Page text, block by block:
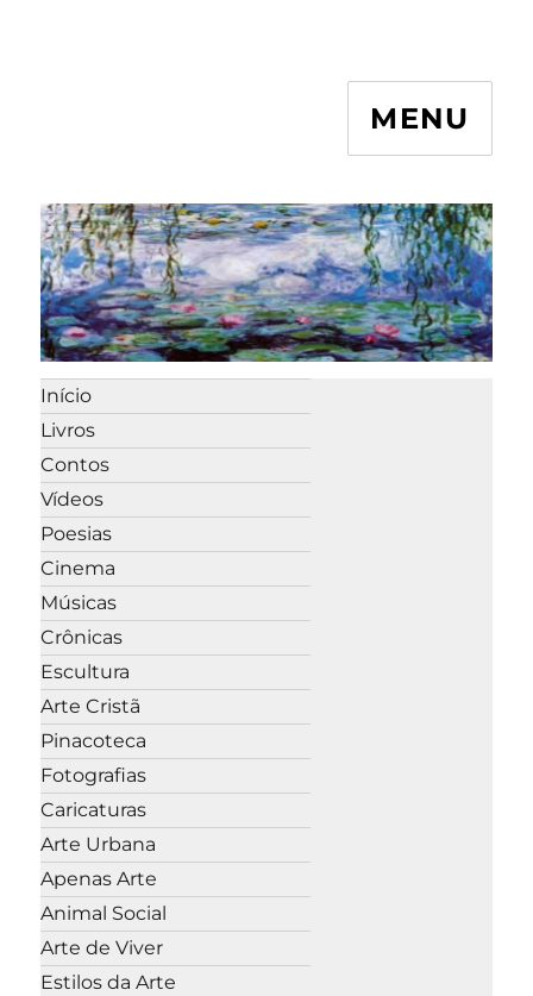
MENU
Início
Livros
Contos
Vídeos
Poesias
Cinema
Músicas
Crônicas
Escultura
Arte Cristã
Pinacoteca
Fotografias
Caricaturas
Arte Urbana
Apenas Arte
Animal Social
Arte de Viver
Estilos da Arte